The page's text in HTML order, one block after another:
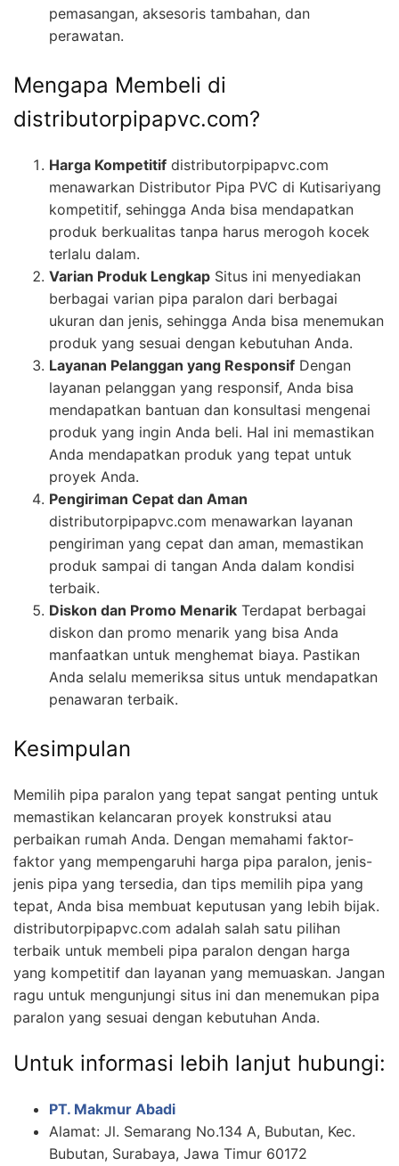
pemasangan, aksesoris tambahan, dan
perawatan.
Mengapa Membeli di
distributorpipapvc.com?
Harga Kompetitif distributorpipapvc.com
menawarkan Distributor Pipa PVC di Kutisariyang
kompetitif, sehingga Anda bisa mendapatkan
produk berkualitas tanpa harus merogoh kocek
terlalu dalam.
Varian Produk Lengkap Situs ini menyediakan
berbagai varian pipa paralon dari berbagai
ukuran dan jenis, sehingga Anda bisa menemukan
produk yang sesuai dengan kebutuhan Anda.
Layanan Pelanggan yang Responsif Dengan
layanan pelanggan yang responsif, Anda bisa
mendapatkan bantuan dan konsultasi mengenai
produk yang ingin Anda beli. Hal ini memastikan
Anda mendapatkan produk yang tepat untuk
proyek Anda.
Pengiriman Cepat dan Aman
distributorpipapvc.com menawarkan layanan
pengiriman yang cepat dan aman, memastikan
produk sampai di tangan Anda dalam kondisi
terbaik.
Diskon dan Promo Menarik Terdapat berbagai
diskon dan promo menarik yang bisa Anda
manfaatkan untuk menghemat biaya. Pastikan
Anda selalu memeriksa situs untuk mendapatkan
penawaran terbaik.
Kesimpulan
Memilih pipa paralon yang tepat sangat penting untuk
memastikan kelancaran proyek konstruksi atau
perbaikan rumah Anda. Dengan memahami faktor-
faktor yang mempengaruhi harga pipa paralon, jenis-
jenis pipa yang tersedia, dan tips memilih pipa yang
tepat, Anda bisa membuat keputusan yang lebih bijak.
distributorpipapvc.com adalah salah satu pilihan
terbaik untuk membeli pipa paralon dengan harga
yang kompetitif dan layanan yang memuaskan. Jangan
ragu untuk mengunjungi situs ini dan menemukan pipa
paralon yang sesuai dengan kebutuhan Anda.
Untuk informasi lebih lanjut hubungi:
PT. Makmur Abadi
Alamat: Jl. Semarang No.134 A, Bubutan, Kec.
Bubutan, Surabaya, Jawa Timur 60172